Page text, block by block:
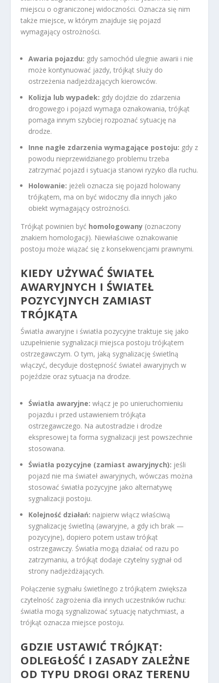
miejscu o ograniczonej widoczności. Oznacza się nim
także miejsce, w którym znajduje się pojazd
wymagający ostrożności.
Awaria pojazdu: gdy samochód ulegnie awarii i nie
może kontynuować jazdy, trójkąt służy do
ostrzeżenia nadjeżdżających kierowców.
Kolizja lub wypadek: gdy dojdzie do zdarzenia
drogowego i pojazd wymaga oznakowania, trójkąt
pomaga innym szybciej rozpoznać sytuację na
drodze.
Inne nagłe zdarzenia wymagające postoju: gdy z
powodu nieprzewidzianego problemu trzeba
zatrzymać pojazd i sytuacja stanowi ryzyko dla ruchu.
Holowanie: jeżeli oznacza się pojazd holowany
trójkątem, ma on być widoczny dla innych jako
obiekt wymagający ostrożności.
Trójkąt powinien być homologowany (oznaczony
znakiem homologacji). Niewłaściwe oznakowanie
postoju może wiązać się z konsekwencjami prawnymi.
KIEDY UŻYWAĆ ŚWIATEŁ
AWARYJNYCH I ŚWIATEŁ
POZYCYJNYCH ZAMIAST
TRÓJKĄTA
Światła awaryjne i światła pozycyjne traktuje się jako
uzupełnienie sygnalizacji miejsca postoju trójkątem
ostrzegawczym. O tym, jaką sygnalizację świetlną
włączyć, decyduje dostępność świateł awaryjnych w
pojeździe oraz sytuacja na drodze.
Światła awaryjne: włącz je po unieruchomieniu
pojazdu i przed ustawieniem trójkąta
ostrzegawczego. Na autostradzie i drodze
ekspresowej ta forma sygnalizacji jest powszechnie
stosowana.
Światła pozycyjne (zamiast awaryjnych): jeśli
pojazd nie ma świateł awaryjnych, wówczas można
stosować światła pozycyjne jako alternatywę
sygnalizacji postoju.
Kolejność działań: najpierw włącz właściwą
sygnalizację świetlną (awaryjne, a gdy ich brak —
pozycyjne), dopiero potem ustaw trójkąt
ostrzegawczy. Światła mogą działać od razu po
zatrzymaniu, a trójkąt dodaje czytelny sygnał od
strony nadjeżdżających.
Połączenie sygnału świetlnego z trójkątem zwiększa
czytelność zagrożenia dla innych uczestników ruchu:
światła mogą sygnalizować sytuację natychmiast, a
trójkąt oznacza miejsce postoju.
GDZIE USTAWIĆ TRÓJKĄT:
ODLEGŁOŚĆ I ZASADY ZALEŻNE
OD TYPU DROGI ORAZ TERENU